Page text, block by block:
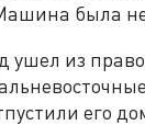
была
из
его